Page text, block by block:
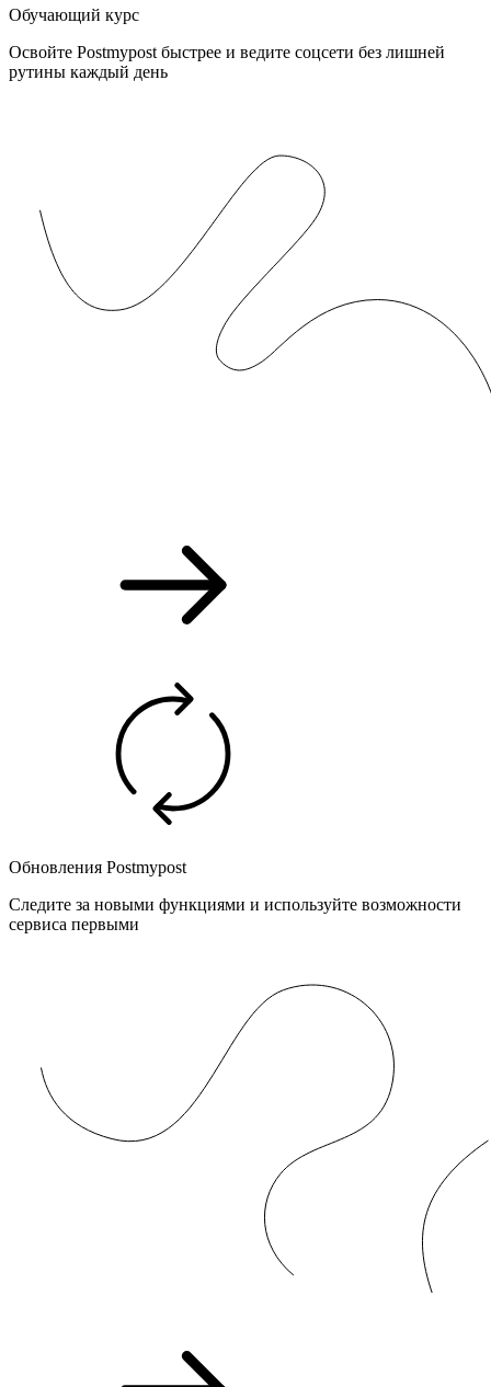
Обучающий курс
Освойте Postmypost быстрее и ведите соцсети без лишней
рутины каждый день
Обновления Postmypost
Следите за новыми функциями и используйте возможности
сервиса первыми